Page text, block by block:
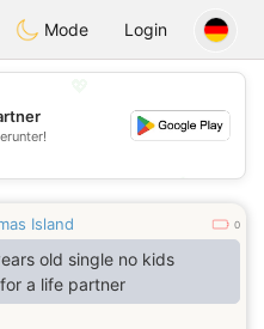
Dating
Mode Login
💕
Island 0
old single no kids
a life partner